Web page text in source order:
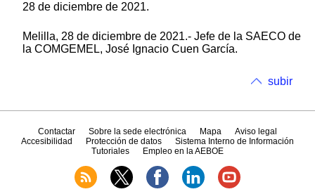
28 de diciembre de 2021.
Melilla, 28 de diciembre de 2021.- Jefe de la SAECO de
la COMGEMEL, José Ignacio Cuen García.
subir
Contactar Sobre la sede electrónica Mapa
Aviso legal
Accesibilidad
Protección de datos
Sistema Interno de Información
Tutoriales
Empleo en la AEBOE